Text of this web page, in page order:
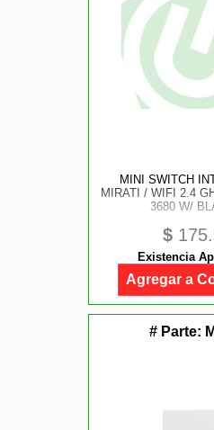
MINI SWITCH
MIRATI / WIFI 2.4
3680 W/
$
Existencia
Agregar a
# Parte: